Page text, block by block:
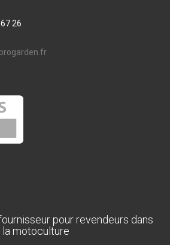
26
pour revendeurs dans
la motoculture